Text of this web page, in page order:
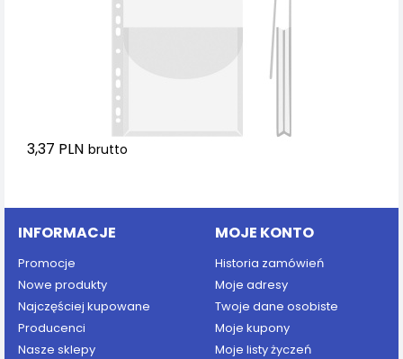
3,37 PLN brutto
INFORMACJE
Promocje
Nowe produkty
Najczęściej kupowane
Producenci
Nasze sklepy
MOJE KONTO
Historia zamówień
Moje adresy
Twoje dane osobiste
Moje kupony
Moje listy życzeń